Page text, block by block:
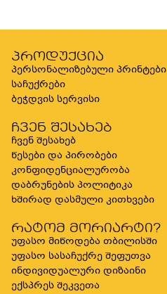
პროდუქცია
პერსონალიზებული პრინტები
საჩუქრები
ბეჭდვის სერვისი
ჩვენ შესახებ
ჩვენ შესახებ
წესები და პირობები
კონფიდენციალურობა
დაბრუნების პოლიტიკა
ხშირად დასმული კითხვები
რატომ მორიარტი?
უფასო მიწოდება თბილისში
უფასო სასაჩუქრე შეფუთვა
ინდივიდუალური დიზაინი
ექსპრეს შეკვეთა